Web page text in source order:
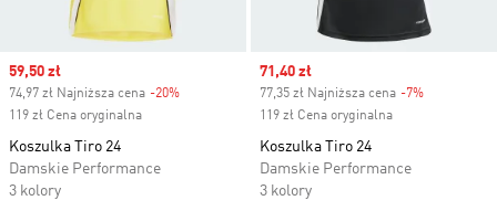
Sale price
59,50 zł
74,97 zł Najniższa cena -20%
119 zł Cena oryginalna
Koszulka Tiro 24
Damskie Performance
3 kolory
Sale price
71,40 zł
77,35 zł Najniższa cena -7%
119 zł Cena oryginalna
Koszulka Tiro 24
Damskie Performance
3 kolory